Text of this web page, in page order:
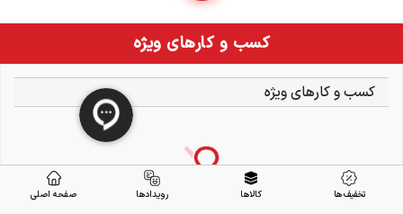
کسب و کارهای ویژه
کسب و کارهای ویژه
تخفیف ها کالاها رویدادها صفحه اصلی